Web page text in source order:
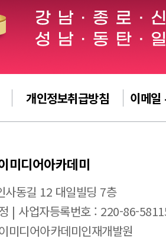
개인정보취급방침 이메일
미디어아카데미
사동길 12 대일빌딩 7층
| 사업자등록번호 : 220-86-
미디어아카데미인재개발원